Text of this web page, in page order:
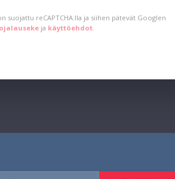
suojattu reCAPTCHA:lla ja siihen pätevät Googlen
ja käyttöehdot.